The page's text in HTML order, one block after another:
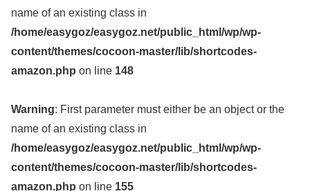
name of an existing class in
/home/easygoz/easygoz.net/public_html/wp/wp-
content/themes/cocoon-master/lib/shortcodes-
amazon.php on line 148
Warning: First parameter must either be an object or the
name of an existing class in
/home/easygoz/easygoz.net/public_html/wp/wp-
content/themes/cocoon-master/lib/shortcodes-
amazon.php on line 155